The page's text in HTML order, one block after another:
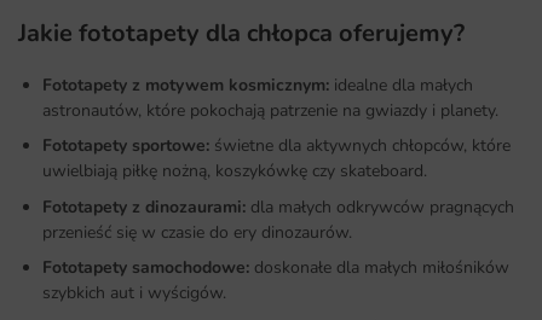
Jakie fototapety dla chłopca oferujemy?
Fototapety z motywem kosmicznym: idealne dla małych
astronautów, które pokochają patrzenie na gwiazdy i planety.
Fototapety sportowe: świetne dla aktywnych chłopców, które
uwielbiają piłkę nożną, koszykówkę czy skateboard.
Fototapety z dinozaurami: dla małych odkrywców pragnących
przenieść się w czasie do ery dinozaurów.
Fototapety samochodowe: doskonałe dla małych miłośników
szybkich aut i wyścigów.